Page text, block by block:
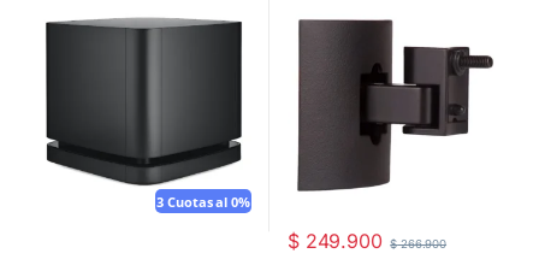
3 Cuotas al 0%
$249.900 $266.900